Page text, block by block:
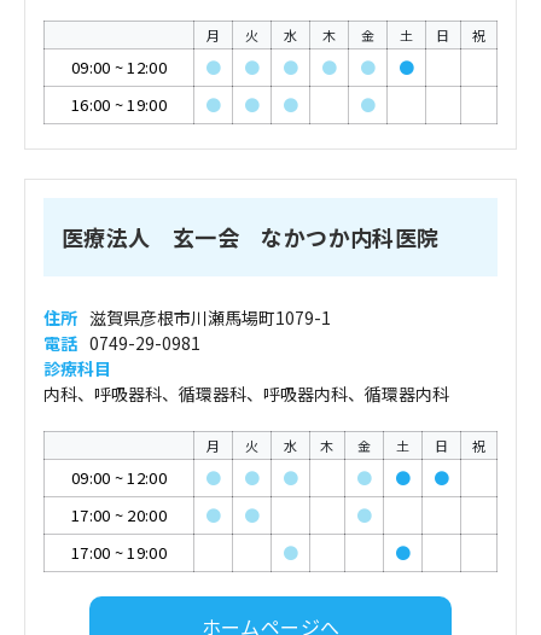
月 火 水 木 金 土 日 祝
09:00 ~12:00 ● ● ● ● ●
●
16:00 ~19:00 ● ● ● ●
医療法人 玄一会 なかつか内科医院
住所 滋賀県彦根市川瀬馬場町1079-1
電話 0749-29-0981
診療科目
内科、呼吸器科、循環器科、呼吸器内科、循環器内科
月 火 水 木 金 土 日 祝
09:00 ~12:00 ● ● ● ● ●
●
17:00 ~ 20:00 ● ●
●
17:00 ~19:00 ● ●
ホームページへ